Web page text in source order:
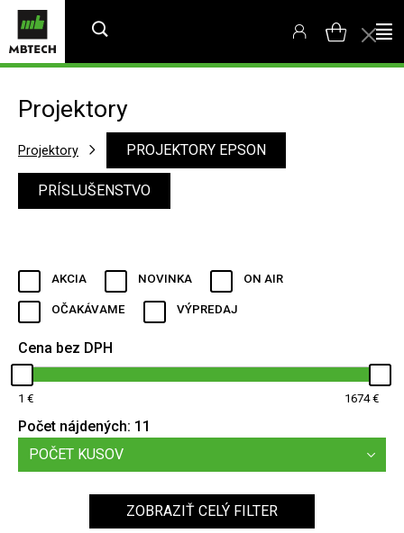
Projektory
Projektory PROJEKTORY EPSON
PRÍSLUŠENSTVO
AKCIA NOVINKA ON AIR
OČAKÁVAME VÝPREDAJ
Cena bez DPH
1 1674
Počet nájdených: 11
POČET KUSOV
ZOBRAZIŤ CELÝ FILTER